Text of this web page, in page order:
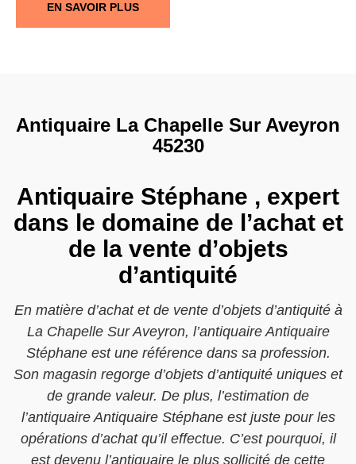
EN SAVOIR PLUS
Antiquaire La Chapelle Sur Aveyron
45230
Antiquaire Stéphane , expert
dans le domaine de l’achat et
de la vente d’objets
d’antiquité
En matière d’achat et de vente d’objets d’antiquité à
La Chapelle Sur Aveyron, l’antiquaire Antiquaire
Stéphane est une référence dans sa profession.
Son magasin regorge d’objets d’antiquité uniques et
de grande valeur. De plus, l’estimation de
l’antiquaire Antiquaire Stéphane est juste pour les
opérations d’achat qu’il effectue. C’est pourquoi, il
est devenu l’antiquaire le plus sollicité de cette